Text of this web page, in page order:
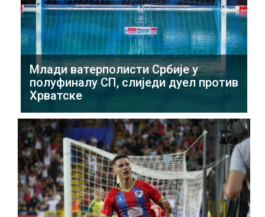
Млади ватерполисти Србије у
полуфиналу СП, слиједи дуел против
Хрватске